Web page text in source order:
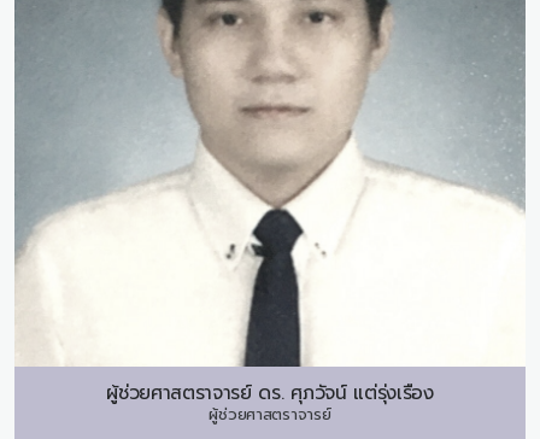
ผู้ช่วยศาสตราจารย์ ดร. ศุภวัจน์ แต่รุ่งเรือง
ผู้ช่วยศาสตราจารย์